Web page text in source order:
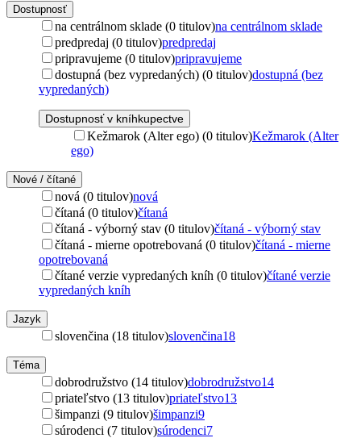
Dostupnosť
na centrálnom sklade (0 titulov)na centrálnom sklade
predpredaj (0 titulov)predpredaj
pripravujeme (0 titulov)pripravujeme
dostupná (bez vypredaných) (0 titulov)dostupná (bez
vypredaných)
Dostupnosť v kníhkupectve
Kežmarok (Alter ego) (0 titulov)Kežmarok (Alter
ego)
Nové / čítané
nová (0 titulov)nová
čítaná (0 titulov)čítaná
čítaná - výborný stav (0 titulov)čítaná - výborný stav
čítaná - mierne opotrebovaná (0 titulov)čítaná - mierne
opotrebovaná
čítané verzie vypredaných kníh (0 titulov)čítané verzie
vypredaných kníh
Jazyk
slovenčina (18 titulov)slovenčina18
Téma
dobrodružstvo (14 titulov)dobrodružstvo14
priateľstvo (13 titulov)priateľstvo13
šimpanzi (9 titulov)šimpanzi9
súrodenci (7 titulov)súrodenci7